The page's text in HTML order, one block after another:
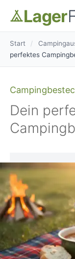
Lager
Start /
perfektes
Dein